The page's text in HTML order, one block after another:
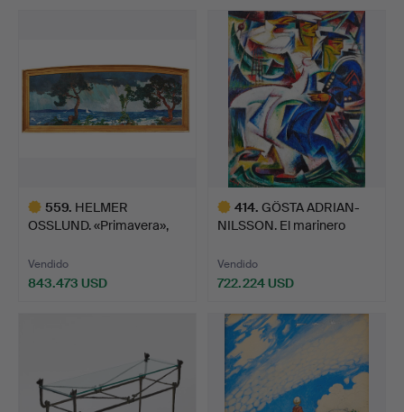
559. HELMER
OSSLUND. «Primavera»,
Vendido
843.473 USD
414. GÖSTA ADRIAN-
NILSSON. El marinero
Vendido
722.224 USD
seleccionado